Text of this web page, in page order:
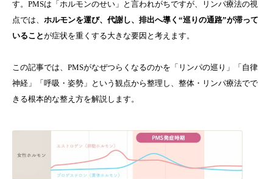
す。PMSは「ホルモンのせい」と言われがちですが、リンパ療法の視
点では、 ホルモンを運び、代謝し、排出へ導く“巡りの通路”が滞って
いることが症状を重くする大きな要因と考えます。
この記事では、PMSがなぜつらくなるのかを「リンパの巡り」「自律
神経」「呼吸・姿勢」という観点から整理し、整体・リンパ療法でで
きる根本的な整え方を解説します。